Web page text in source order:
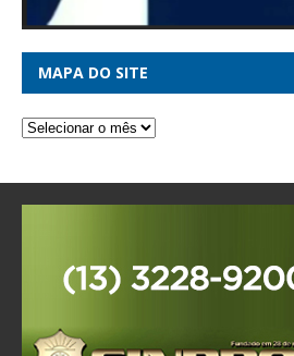
MAPA DO SITE